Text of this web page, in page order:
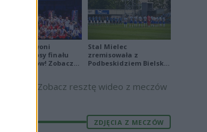
Biało-Czerwoni
odwrócili losy finału
Ligi Narodów! Zobacz
Stal Mielec
zremisowała z
Podbeskidziem Bielsko-
Zobacz resztę wideo z meczów
ZDJĘCIA Z MECZÓW